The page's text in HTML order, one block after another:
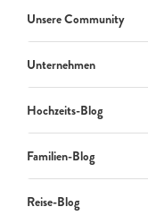
Unsere Community
Unternehmen
Hochzeits-Blog
Familien-Blog
Reise-Blog